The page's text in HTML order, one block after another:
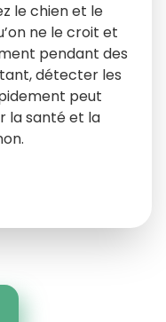
le chien et le
ne le croit et
pendant des
détecter les
peut
la santé et la